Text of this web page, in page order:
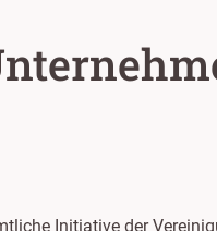
Initiative der